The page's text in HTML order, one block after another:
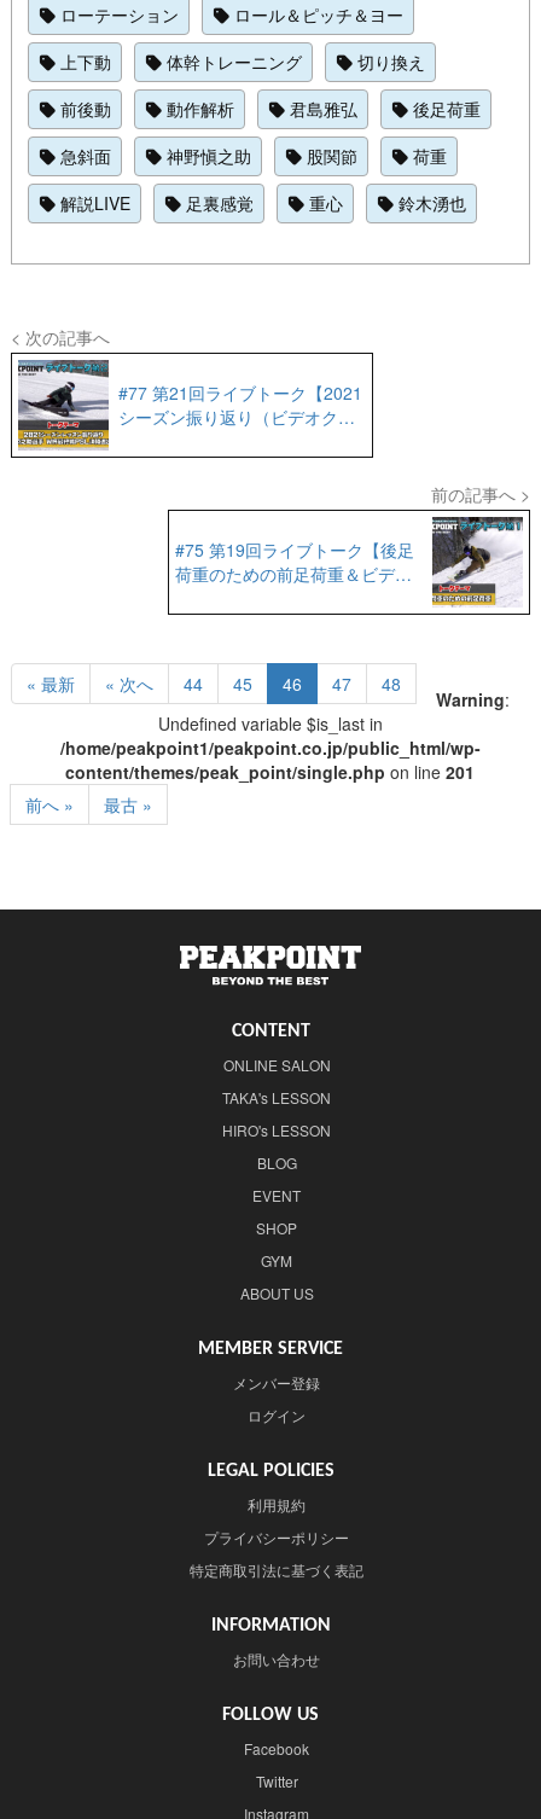
ローテーション
ロール＆ピッチ＆ヨー
上下動
体幹トレーニング
切り換え
前後動
動作解析 君島雅弘
後足荷重
急斜面
神野愼之助 股関節
荷重
解説LIVE
足裏感覚 重心 鈴木湧也
< 次の記事へ
#77 第21回ライブトーク【2021
シーズン振り返り（ビデオクリ
ールドカップ最終戦決勝進出解
前の記事へ >
#75 第19回ライブトーク【後足
荷重のための前足荷重＆ビデオ
« 最新 « 次へ 44 45 46 47 48
Warning:
Undefined variable $is_last in
/home/peakpoint1/peakpoint.co.jp/public_html/wp-
content/themes/peak_point/single.php on line201
前へ »
最古 »
CONTENT
ONLINE SALON
TAKA's LESSON
HIRO's LESSON
BLOG
EVENT
SHOP
GYM
ABOUT US
MEMBER SERVICE
メンバー登録
ログイン
LEGAL POLICIES
利用規約
プライバシーポリシー
特定商取引法に基づく表記
INFORMATION
お問い合わせ
FOLLOW US
Facebook
Twitter
Instagram